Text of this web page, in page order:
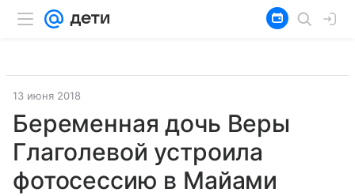
13 июня 2018
Беременная дочь Веры
Глаголевой устроила
фотосессию в Майами